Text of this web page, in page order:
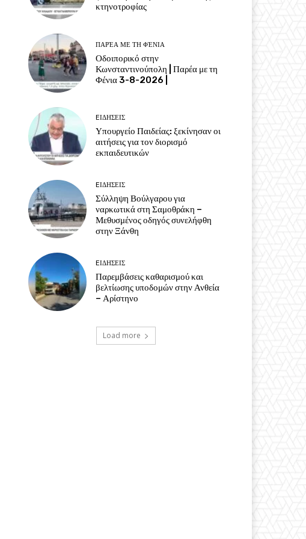
κτηνοτροφίας
ΠΑΡΈΑ ΜΕ ΤΗ ΦΈΝΙΑ
Οδοιπορικό στην
Κωνσταντινούπολη | Παρέα με τη
Φένια 3-8-2026 |
EΙΔΗΣΕΙΣ
Υπουργείο Παιδείας: ξεκίνησαν οι
αιτήσεις για τον διορισμό
εκπαιδευτικών
EΙΔΗΣΕΙΣ
Σύλληψη Βούλγαρου για
ναρκωτικά στη Σαμοθράκη –
Μεθυσμένος οδηγός συνελήφθη
στην Ξάνθη
EΙΔΗΣΕΙΣ
Παρεμβάσεις καθαρισμού και
βελτίωσης υποδομών στην Ανθεία
– Αρίστηνο
Load more